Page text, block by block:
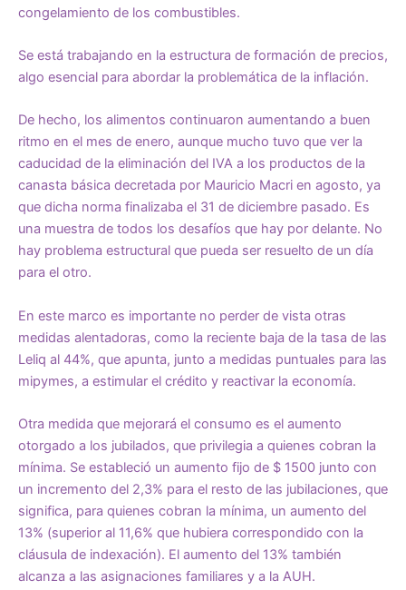
congelamiento de los combustibles.
Se está trabajando en la estructura de formación de precios,
algo esencial para abordar la problemática de la inflación.
De hecho, los alimentos continuaron aumentando a buen
ritmo en el mes de enero, aunque mucho tuvo que ver la
caducidad de la eliminación del IVA a los productos de la
canasta básica decretada por Mauricio Macri en agosto, ya
que dicha norma finalizaba el 31 de diciembre pasado. Es
una muestra de todos los desafíos que hay por delante. No
hay problema estructural que pueda ser resuelto de un día
para el otro.
En este marco es importante no perder de vista otras
medidas alentadoras, como la reciente baja de la tasa de las
Leliq al 44%, que apunta, junto a medidas puntuales para las
mipymes, a estimular el crédito y reactivar la economía.
Otra medida que mejorará el consumo es el aumento
otorgado a los jubilados, que privilegia a quienes cobran la
mínima. Se estableció un aumento fijo de $ 1500 junto con
un incremento del 2,3% para el resto de las jubilaciones, que
significa, para quienes cobran la mínima, un aumento del
13% (superior al 11,6% que hubiera correspondido con la
cláusula de indexación). El aumento del 13% también
alcanza a las asignaciones familiares y a la AUH.